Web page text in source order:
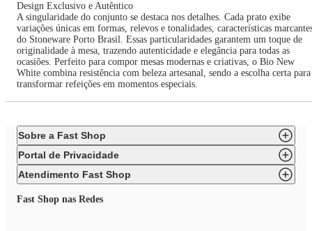
Design Exclusivo e Autêntico
A singularidade do conjunto se destaca nos detalhes. Cada prato exibe
variações únicas em formas, relevos e tonalidades, características
do Stoneware Porto Brasil. Essas particularidades garantem um toque de
originalidade à mesa, trazendo autenticidade e elegância para todas as
ocasiões. Perfeito para compor mesas modernas e criativas, o Bio New
White combina resistência com beleza artesanal, sendo a escolha certa para
transformar refeições em momentos especiais.
Sobre a Fast Shop
Portal de Privacidade
Atendimento Fast Shop
Fast Shop nas Redes